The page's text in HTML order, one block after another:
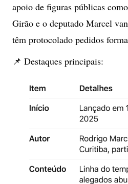
apoio de figuras públicas
Girão e o deputado Marcel
têm protocolado pedidos
📌 Destaques principais: